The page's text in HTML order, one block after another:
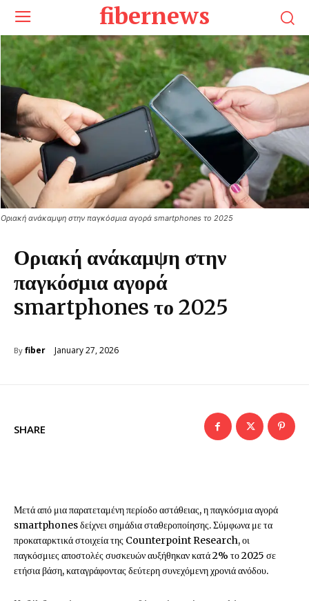
fibernews
Οριακή ανάκαμψη στην
παγκόσμια αγορά
smartphones το 2025
By fiber January 27, 2026
Οριακή ανάκαμψη στην παγκόσμια αγορά smartphones το 2025
SHARE
Μετά από μια παρατεταμένη περίοδο αστάθειας, η παγκόσμια αγορά
smartphones δείχνει σημάδια σταθεροποίησης. Σύμφωνα με τα
προκαταρκτικά στοιχεία της Counterpoint Research, οι
παγκόσμιες αποστολές συσκευών αυξήθηκαν κατά 2% το 2025 σε
ετήσια βάση, καταγράφοντας δεύτερη συνεχόμενη χρονιά ανόδου.